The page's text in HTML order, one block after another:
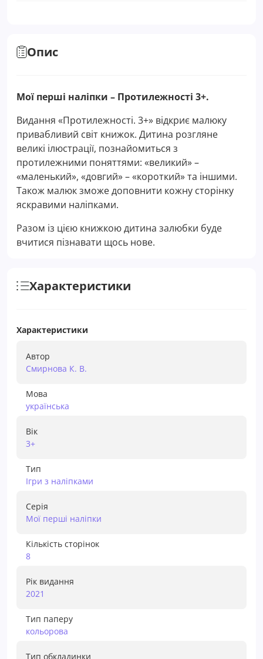
Опис
Мої перші наліпки – Протилежності 3+.
Видання «Протилежності. 3+» відкриє малюку
привабливий світ книжок. Дитина розгляне
великі ілюстрації, познайомиться з
протилежними поняттями: «великий» –
«маленький», «довгий» – «короткий» та іншими.
Також малюк зможе доповнити кожну сторінку
яскравими наліпками.
Разом із цією книжкою дитина залюбки буде
вчитися пізнавати щось нове.
Характеристики
Характеристики
Автор
Смирнова К. В.
Мова
українська
Вік
3+
Тип
Ігри з наліпками
Серія
Мої перші наліпки
Кількість сторінок
8
Рік видання
2021
Тип паперу
кольорова
Тип обкладинки